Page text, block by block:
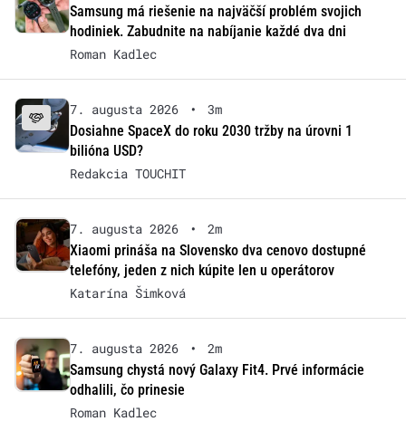
Samsung má riešenie na najväčší problém svojich
hodiniek. Zabudnite na nabíjanie každé dva dni
Roman Kadlec
7. augusta 2026 •
3m
Dosiahne SpaceX do roku 2030 tržby na úrovni 1
bilióna USD?
Redakcia TOUCHIT
7. augusta 2026 •
2m
Xiaomi prináša na Slovensko dva cenovo dostupné
telefóny, jeden z nich kúpite len u operátorov
Katarína Šimková
7. augusta 2026 •
2m
Samsung chystá nový Galaxy Fit4. Prvé informácie
odhalili, čo prinesie
Roman Kadlec